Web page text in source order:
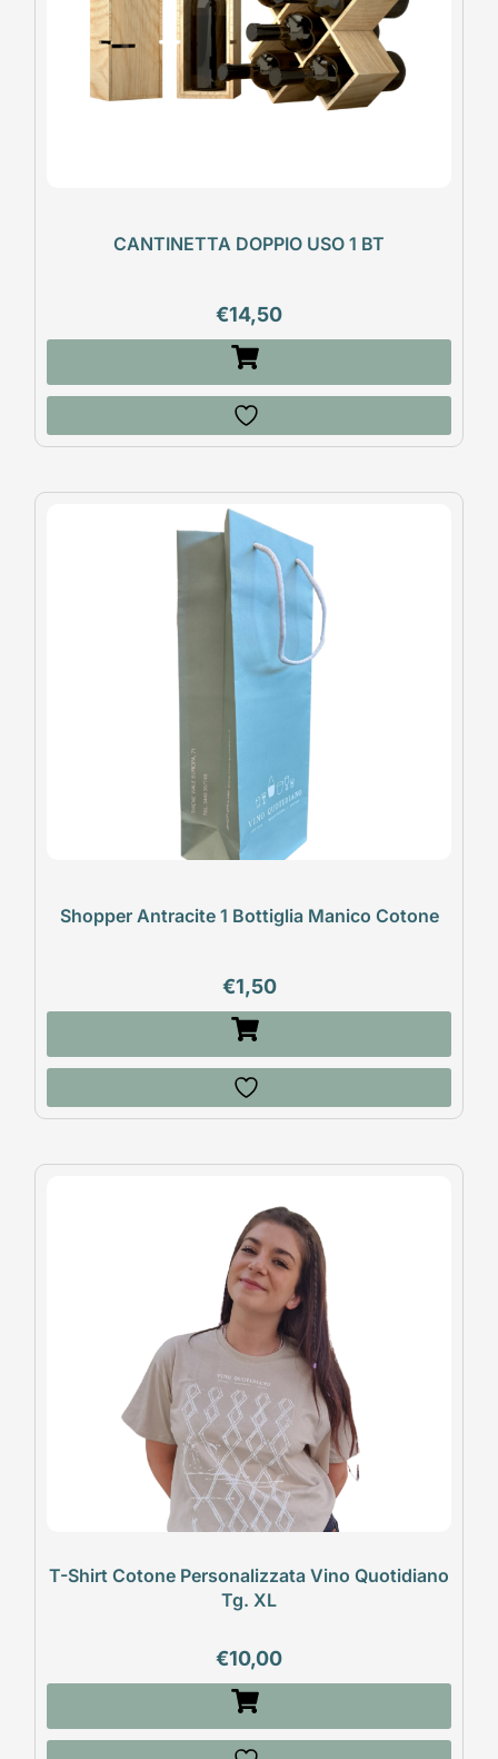
CANTINETTA DOPPIO USO 1 BT
€14,50
Shopper Antracite 1 Bottiglia Manico Cotone
€1,50
T-Shirt Cotone Personalizzata Vino Quotidiano
Tg. XL
€10,00